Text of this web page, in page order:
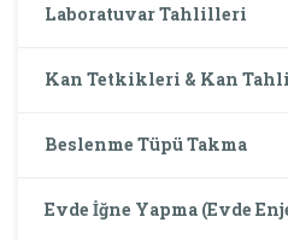
Laboratuvar Tahlilleri
Kan Tetkikleri & Kan
Beslenme Tüpü Takma
Evde İğne Yapma (Evde